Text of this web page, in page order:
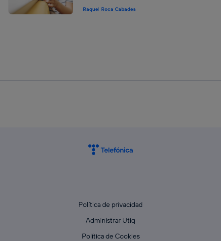
Raquel Roca Cabades
Política de privacidad
Administrar Utiq
Política de Cookies